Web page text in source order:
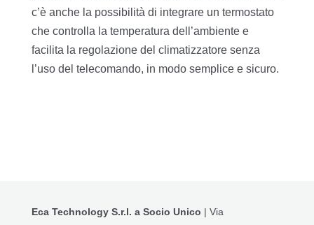
c’è anche la possibilità di integrare un termostato
che controlla la temperatura dell’ambiente e
facilita la regolazione del climatizzatore senza
l’uso del telecomando, in modo semplice e sicuro.
Eca Technology S.r.l. a Socio Unico | Via